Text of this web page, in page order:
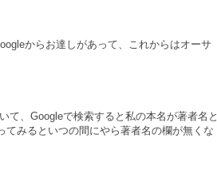
からお達しがあって、これからはオーサ
て、Googleで検索すると私の本名が著者名と
みるといつの間にやら著者名の欄が無くな